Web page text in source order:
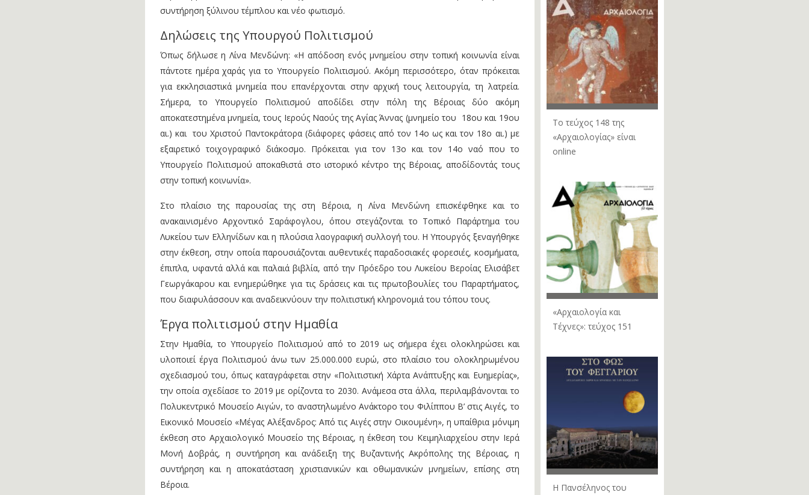
συντήρηση ξύλινου τέμπλου και νέο φωτισμό.
Δηλώσεις της Υπουργού Πολιτισμού
Όπως δήλωσε η Λίνα Μενδώνη: «Η απόδοση ενός μνημείου στην τοπική κοινωνία είναι
πάντοτε ημέρα χαράς για το Υπουργείο Πολιτισμού. Ακόμη περισσότερο, όταν πρόκειται
για εκκλησιαστικά μνημεία που επανέρχονται στην αρχική τους λειτουργία, τη λατρεία.
Σήμερα, το Υπουργείο Πολιτισμού αποδίδει στην πόλη της Βέροιας δύο ακόμη
αποκατεστημένα μνημεία, τους Ιερούς Ναούς της Αγίας Άννας (μνημείο του 18ου και 19ου
αι.) και του Χριστού Παντοκράτορα (διάφορες φάσεις από τον 14ο ως και τον 18ο αι.) με
εξαιρετικό τοιχογραφικό διάκοσμο. Πρόκειται για τον 13ο και τον 14ο ναό που το
Υπουργείο Πολιτισμού αποκαθιστά στο ιστορικό κέντρο της Βέροιας, αποδίδοντάς τους
στην τοπική κοινωνία».
Στο πλαίσιο της παρουσίας της στη Βέροια, η Λίνα Μενδώνη επισκέφθηκε και το
ανακαινισμένο Αρχοντικό Σαράφογλου, όπου στεγάζονται το Τοπικό Παράρτημα του
Λυκείου των Ελληνίδων και η πλούσια λαογραφική συλλογή του. Η Υπουργός ξεναγήθηκε
στην έκθεση, στην οποία παρουσιάζονται αυθεντικές παραδοσιακές φορεσιές, κοσμήματα,
έπιπλα, υφαντά αλλά και παλαιά βιβλία, από την Πρόεδρο του Λυκείου Βεροίας Ελισάβετ
Γεωργάκαρου και ενημερώθηκε για τις δράσεις και τις πρωτοβουλίες του Παραρτήματος,
που διαφυλάσσουν και αναδεικνύουν την πολιτιστική κληρονομιά του τόπου τους.
Έργα πολιτισμού στην Ημαθία
Στην Ημαθία, το Υπουργείο Πολιτισμού από το 2019 ως σήμερα έχει ολοκληρώσει και
υλοποιεί έργα Πολιτισμού άνω των 25.000.000 ευρώ, στο πλαίσιο του ολοκληρωμένου
σχεδιασμού του, όπως καταγράφεται στην «Πολιτιστική Χάρτα Ανάπτυξης και Ευημερίας»,
την οποία σχεδίασε το 2019 με ορίζοντα το 2030. Ανάμεσα στα άλλα, περιλαμβάνονται το
Πολυκεντρικό Μουσείο Αιγών, το αναστηλωμένο Ανάκτορο του Φιλίππου Β’ στις Αιγές, το
Εικονικό Μουσείο «Μέγας Αλέξανδρος: Από τις Αιγές στην Οικουμένη», η υπαίθρια μόνιμη
έκθεση στο Αρχαιολογικό Μουσείο της Βέροιας, η έκθεση του Κειμηλιαρχείου στην Ιερά
Μονή Δοβράς, η συντήρηση και ανάδειξη της Βυζαντινής Ακρόπολης της Βέροιας, η
συντήρηση και η αποκατάσταση χριστιανικών και οθωμανικών μνημείων, επίσης στη
Βέροια.
Το τεύχος 148 της
«Αρχαιολογίας» είναι
online
«Αρχαιολογία και
Τέχνες»: τεύχος 151
Η Πανσέληνος του